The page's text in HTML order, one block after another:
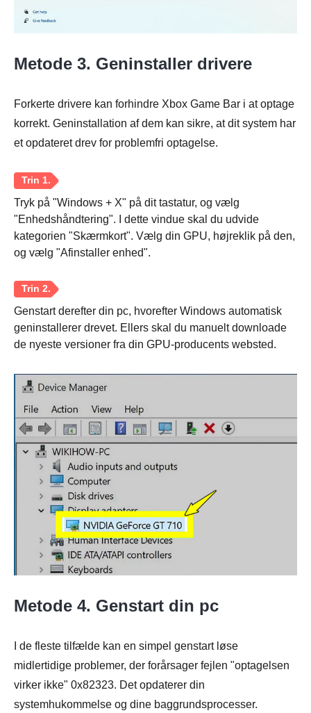
Trin 1.
Trin 2.
Metode 3. Geninstaller drivere
Forkerte drivere kan forhindre Xbox Game Bar i at optage
korrekt. Geninstallation af dem kan sikre, at dit system har
et opdateret drev for problemfri optagelse.
Trin 1.
Tryk på "Windows + X" på dit tastatur, og vælg
"Enhedshåndtering". I dette vindue skal du udvide
kategorien "Skærmkort". Vælg din GPU, højreklik på den,
og vælg "Afinstaller enhed".
Genstart derefter din pc, hvorefter Windows automatisk
geninstallerer drevet. Ellers skal du manuelt downloade
de nyeste versioner fra din GPU-producents websted.
Metode 4. Genstart din pc
I de fleste tilfælde kan en simpel genstart løse
midlertidige problemer, der forårsager fejlen "optagelsen
virker ikke" 0x82323. Det opdaterer din
systemhukommelse og dine baggrundsprocesser.